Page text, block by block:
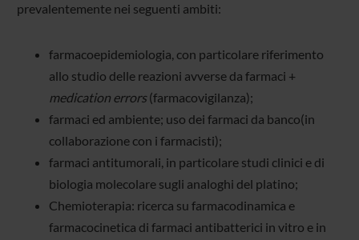
prevalentemente nei seguenti ambiti:
farmacoepidemiologia, con particolare riferimento
allo studio delle reazioni avverse da farmaci +
medication errors(farmacovigilanza);
farmaci ed ambiente; uso dei farmaci da banco(in
collaborazione con i farmacisti);
farmaci antitumorali, in particolare studi clinici e di
biologia molecolare sugli analoghi del platino;
Chemioterapia: ricerca su farmacodinamica e
farmacocinetica di farmaci antibatterici in vitro e in